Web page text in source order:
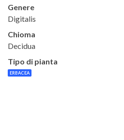
Genere
Digitalis
Chioma
Decidua
Tipo di pianta
ERBACEA